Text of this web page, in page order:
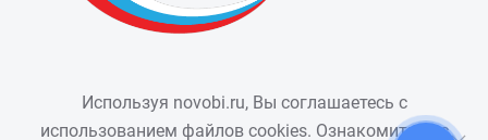
Используя novobi.ru, Вы соглашаетесь с
использованием файлов cookies. Ознакомиться с